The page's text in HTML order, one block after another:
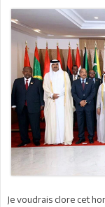
Je voudrais clore cet